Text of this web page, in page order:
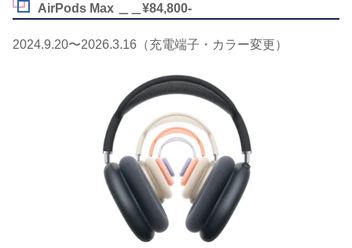
AirPods Max ＿＿¥84,800-
2024.9.20〜2026.3.16（充電端子・カラー変更）